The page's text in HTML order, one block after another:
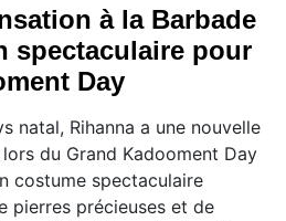
à la Barbade
spectaculaire pour
Day
natal, Rihanna a une nouvelle
du Grand Kadooment Day
costume spectaculaire
pierres précieuses et de